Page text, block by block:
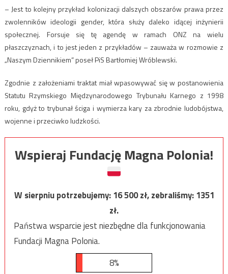
– Jest to kolejny przykład kolonizacji dalszych obszarów prawa przez
zwolenników ideologii gender, która służy daleko idącej inżynierii
społecznej. Forsuje się tę agendę w ramach ONZ na wielu
płaszczyznach, i to jest jeden z przykładów – zauważa w rozmowie z
„Naszym Dziennikiem” poseł PiS Bartłomiej Wróblewski.
Zgodnie z założeniami traktat miał wpasowywać się w postanowienia
Statutu Rzymskiego Międzynarodowego Trybunału Karnego z 1998
roku, gdyż to trybunał ściga i wymierza kary za zbrodnie ludobójstwa,
wojenne i przeciwko ludzkości.
Wspieraj Fundację Magna Polonia!
W sierpniu potrzebujemy:16 500zł, zebraliśmy:1351
zł.
Państwa wsparcie jest niezbędne dla funkcjonowania
Fundacji Magna Polonia.
8%